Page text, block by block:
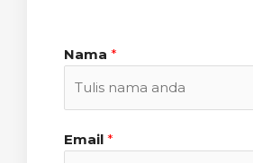
Nama *
Email *